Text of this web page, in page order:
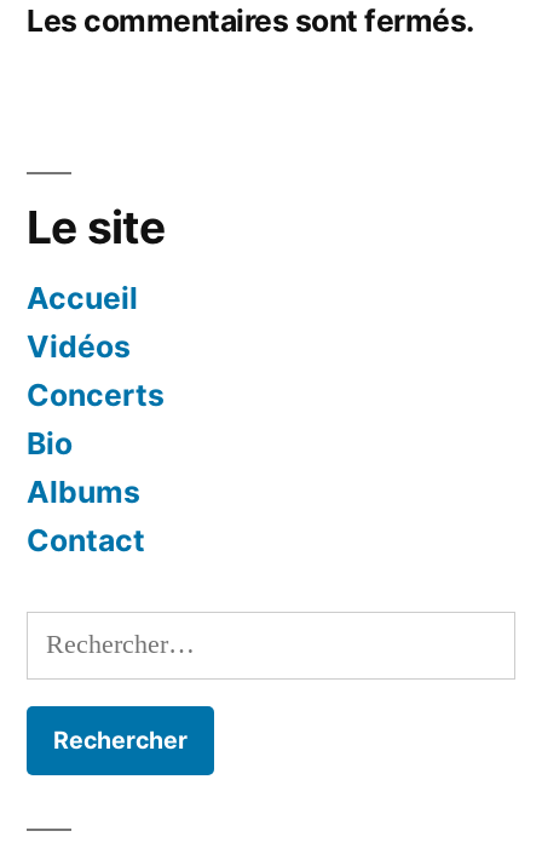
Les commentaires sont fermés.
Le site
Accueil
Vidéos
Concerts
Bio
Albums
Contact
Rechercher :